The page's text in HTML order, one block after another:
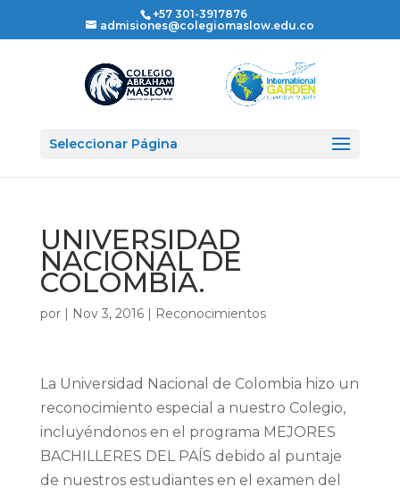
+57 301-3917876
admisiones@colegiomaslow.edu.co
Seleccionar Página
UNIVERSIDAD
NACIONAL DE
COLOMBIA.
por | Nov 3, 2016| Reconocimientos
La Universidad Nacional de Colombia hizo un
reconocimiento especial a nuestro Colegio,
incluyéndonos en el programa MEJORES
BACHILLERES DEL PAÍS debido al puntaje
de nuestros estudiantes en el examen del